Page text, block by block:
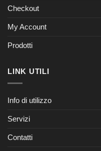
Checkout
My Account
Prodotti
LINK UTILI
Info di utilizzo
Servizi
Contatti